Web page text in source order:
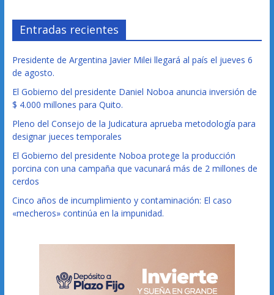
Entradas recientes
Presidente de Argentina Javier Milei llegará al país el jueves 6
de agosto.
El Gobierno del presidente Daniel Noboa anuncia inversión de
$ 4.000 millones para Quito.
Pleno del Consejo de la Judicatura aprueba metodología para
designar jueces temporales
El Gobierno del presidente Noboa protege la producción
porcina con una campaña que vacunará más de 2 millones de
cerdos
Cinco años de incumplimiento y contaminación: El caso
«mecheros» continúa en la impunidad.